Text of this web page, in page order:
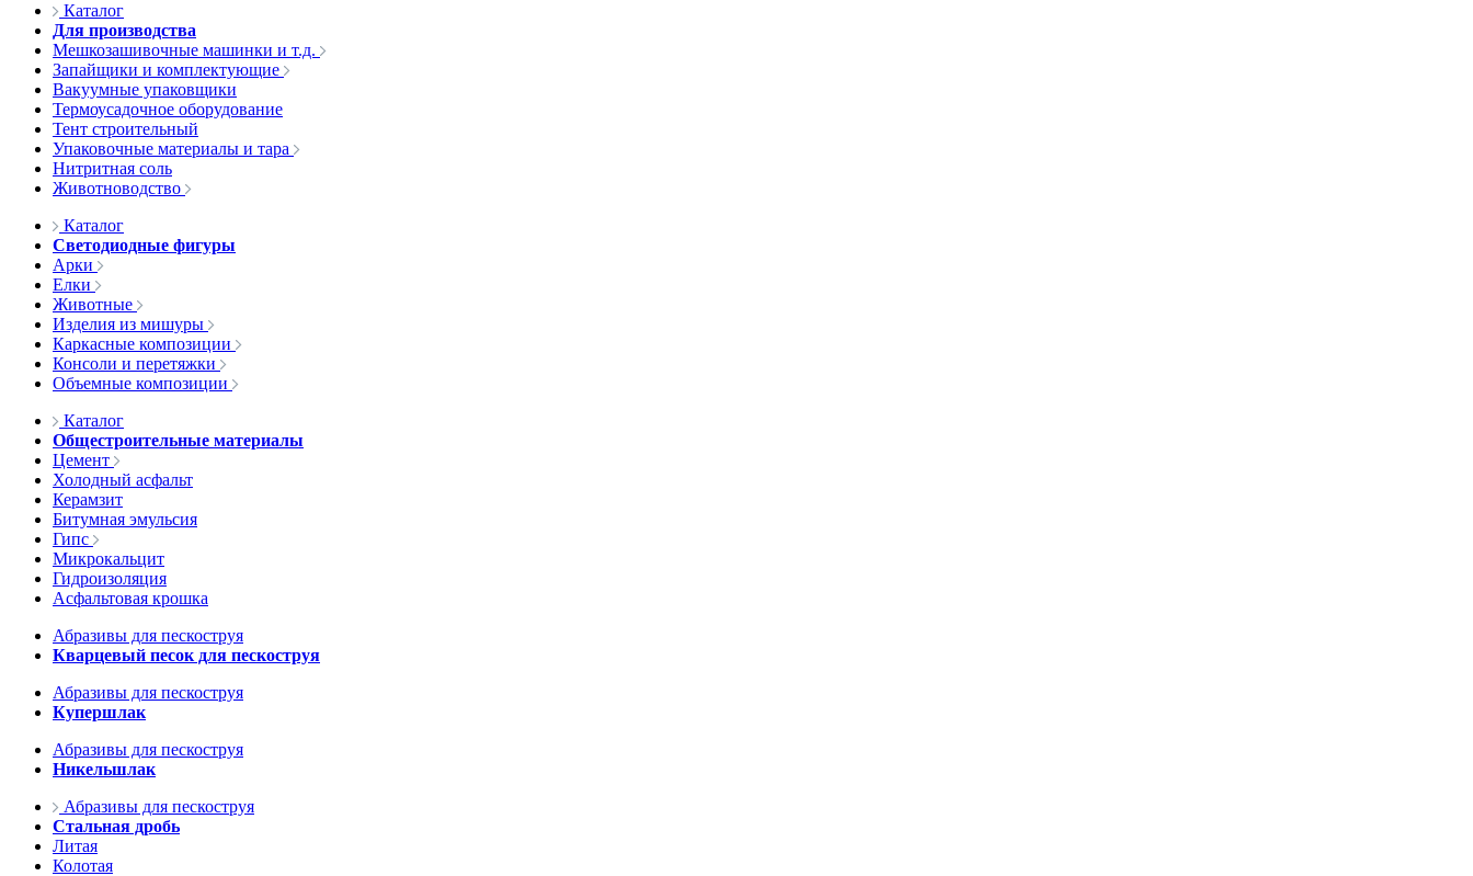
Каталог
Для производства
Мешкозашивочные машинки и т.д.
Запайщики и комплектующие
Вакуумные упаковщики
Термоусадочное оборудование
Тент строительный
Упаковочные материалы и тара
Нитритная соль
Животноводство
Каталог
Светодиодные фигуры
Арки
Елки
Животные
Изделия из мишуры
Каркасные композиции
Консоли и перетяжки
Объемные композиции
Каталог
Общестроительные материалы
Цемент
Холодный асфальт
Керамзит
Битумная эмульсия
Гипс
Микрокальцит
Гидроизоляция
Асфальтовая крошка
Абразивы для пескоструя
Кварцевый песок для пескоструя
Абразивы для пескоструя
Купершлак
Абразивы для пескоструя
Никельшлак
Абразивы для пескоструя
Стальная дробь
Литая
Колотая